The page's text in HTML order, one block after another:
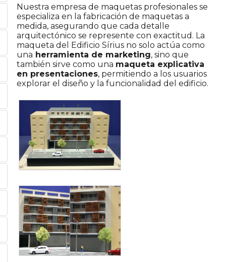
Nuestra empresa de maquetas profesionales se
especializa en la fabricación de maquetas a
medida, asegurando que cada detalle
arquitectónico se represente con exactitud. La
maqueta del Edificio Sírius no solo actúa como
una herramienta de marketing, sino que
también sirve como una maqueta explicativa
en presentaciones, permitiendo a los usuarios
explorar el diseño y la funcionalidad del edificio.